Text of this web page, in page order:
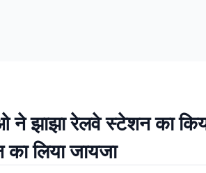
ने झाझा रेलवे स्टेशन का किया
का लिया जायजा